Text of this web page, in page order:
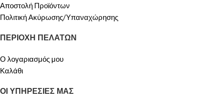
Αποστολή Προϊόντων
Πολιτική Ακύρωσης/Υπαναχώρησης
ΠΕΡΙΟΧΗ ΠΕΛΑΤΩΝ
Ο λογαριασμός μου
Καλάθι
ΟΙ ΥΠΗΡΕΣΙΕΣ ΜΑΣ